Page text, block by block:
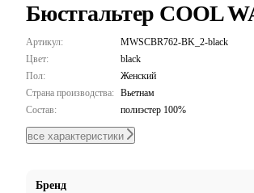
Бюстгальтер COOL
Артикул:
MWSCBR762-BK_2-black
Цвет:
black
Пол:
Женский
Страна производства: Вьетнам
Состав:
полиэстер 100%
все характеристики
Бренд